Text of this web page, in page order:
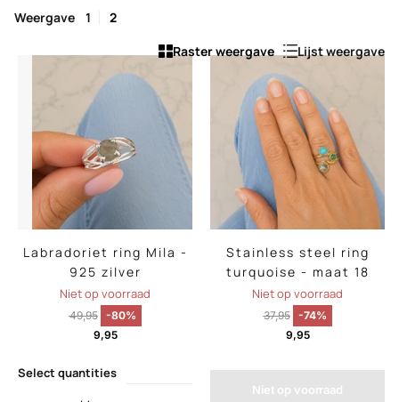
Weergave 1
2
Raster weergave
Lijst weergave
Labradoriet ring Mila -
925 zilver
Niet op voorraad
49,95
-80%
9,95
Select quantities
Stainless steel ring
turquoise - maat 18
Niet op voorraad
37,95
-74%
9,95
Niet op voorraad